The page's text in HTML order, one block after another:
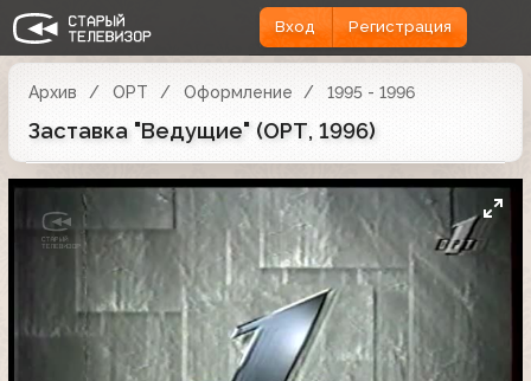
Вход Регистрация
Архив ОРТ Оформление 1995 - 1996
Заставка "Ведущие" (ОРТ, 1996)